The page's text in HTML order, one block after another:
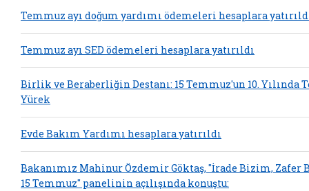
Temmuz ayı doğum yardımı ödemeleri hesaplara
Temmuz ayı SED ödemeleri hesaplara yatırıldı
Birlik ve Beraberliğin Destanı: 15 Temmuz'un 10. Yılında
Yürek
Evde Bakım Yardımı hesaplara yatırıldı
Bakanımız Mahinur Özdemir Göktaş, "İrade Bizim, Zafer
15 Temmuz" panelinin açılışında konuştu: